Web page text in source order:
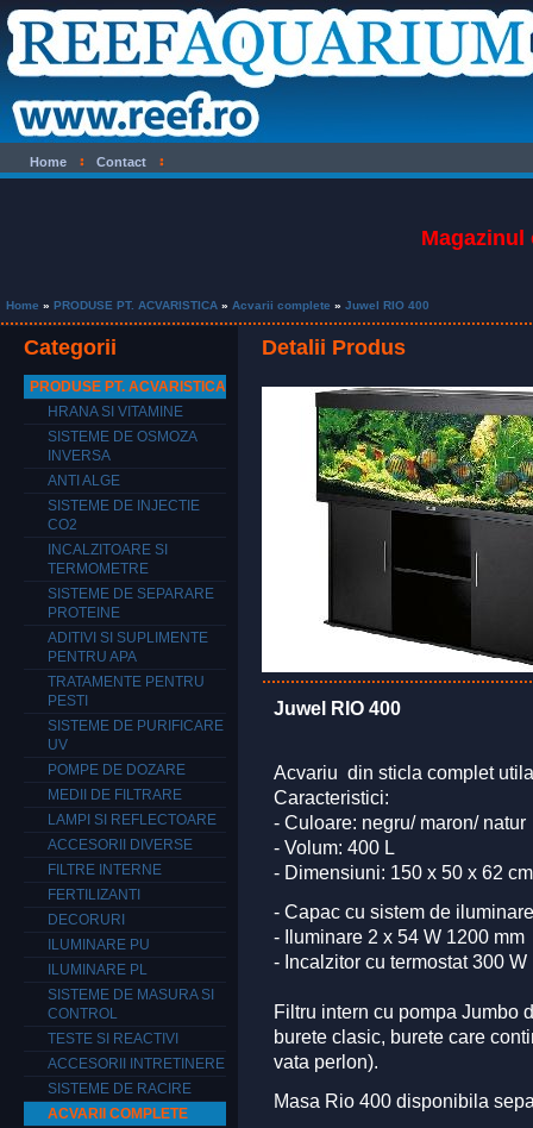
Home Contact
Magazinul
Home » PRODUSE PT. ACVARISTICA » Acvarii complete » Juwel RIO 400
Categorii
PRODUSE PT. ACVARISTICA
HRANA SI VITAMINE
SISTEME DE OSMOZA
INVERSA
ANTI ALGE
SISTEME DE INJECTIE
CO2
INCALZITOARE SI
TERMOMETRE
SISTEME DE SEPARARE
PROTEINE
ADITIVI SI SUPLIMENTE
PENTRU APA
TRATAMENTE PENTRU
PESTI
SISTEME DE PURIFICARE
UV
POMPE DE DOZARE
MEDII DE FILTRARE
LAMPI SI REFLECTOARE
ACCESORII DIVERSE
FILTRE INTERNE
FERTILIZANTI
DECORURI
ILUMINARE PU
ILUMINARE PL
SISTEME DE MASURA SI
CONTROL
TESTE SI REACTIVI
ACCESORII INTRETINERE
SISTEME DE RACIRE
ACVARII COMPLETE
Detalii Produs
Juwel RIO 400
Acvariu din sticla complet
Caracteristici:
- Culoare: negru/ maron/ natur
- Volum: 400 L
- Dimensiuni: 150 x 50 x 62
- Capac cu sistem de iluminare
- Iluminare 2 x 54 W 1200 mm
- Incalzitor cu termostat 300 W
Filtru intern cu pompa Jumbo
burete clasic, burete care
vata perlon).
Masa Rio 400 disponibila